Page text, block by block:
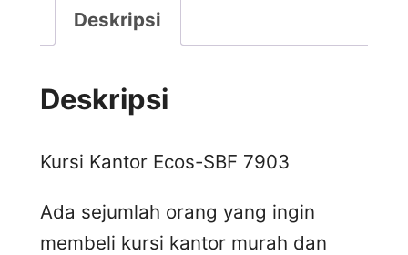
Deskripsi
Deskripsi
Kursi Kantor Ecos-SBF 7903
Ada sejumlah orang yang ingin
membeli kursi kantor murah dan